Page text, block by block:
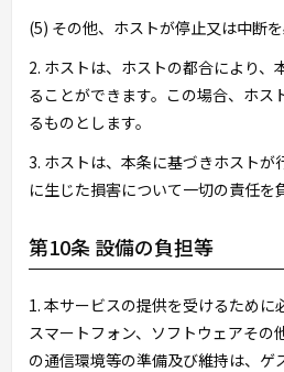
(5) その他、ホストが停止又は中断
2. ホストは、ホストの都合により、
ることができます。この場合、ホス
るものとします。
3. ホストは、本条に基づきホストが
に生じた損害について一切の責任を
第10条 設備の負担等
1. 本サービスの提供を受けるために
スマートフォン、ソフトウェアその
の通信環境等の準備及び維持は、ゲ